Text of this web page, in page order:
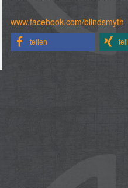
www.facebook.com/blindsmyth
teilen